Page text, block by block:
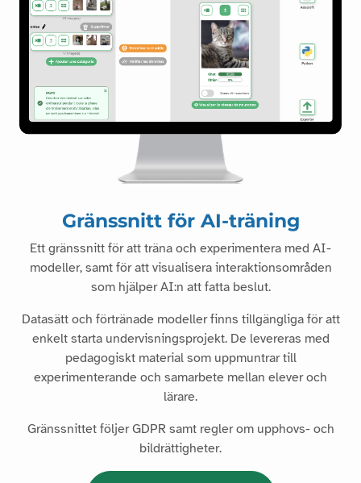
Gränssnitt för AI-träning
Ett gränssnitt för att träna och experimentera med AI-
modeller, samt för att visualisera interaktionsområden
som hjälper AI:n att fatta beslut.
Datasätt och förtränade modeller finns tillgängliga för att
enkelt starta undervisningsprojekt. De levereras med
pedagogiskt material som uppmuntrar till
experimenterande och samarbete mellan elever och
lärare.
Gränssnittet följer GDPR samt regler om upphovs- och
bildrättigheter.